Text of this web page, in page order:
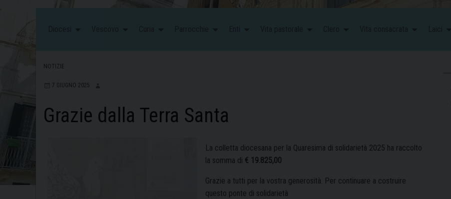
NOTIZIE
7 GIUGNO 2025
Grazie dalla Terra Santa
La colletta diocesana per la Quaresima di solidarietà 2025 ha raccolto
la somma di € 19.825,00
Grazie a tutti per la vostra generosità. Per continuare a costruire
questo ponte di solidarietà